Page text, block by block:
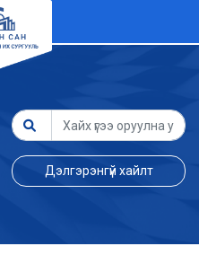
Дэлгэрэнгүй хайлт